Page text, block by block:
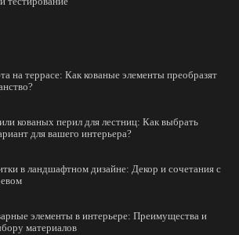
на террасе: Как кованые элементы преобразят
кованых перил для лестниц: Как выбрать
для вашего интерьера?
в ландшафтном дизайне: Декор и сочетания с
элементы в интерьере: Преимущества и
материалов